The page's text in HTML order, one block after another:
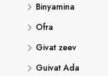
Binyamina
Ofra
Givat zeev
Guivat Ada